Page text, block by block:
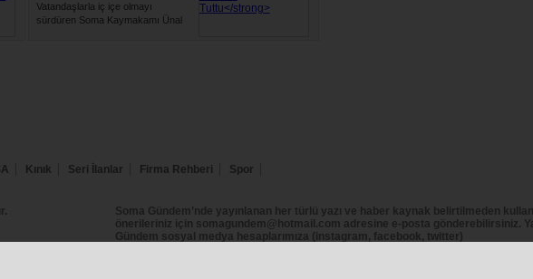
Vatandaşlarla iç içe olmayı
sürdüren Soma Kaymakamı Ünal
Kınık Seri İlanlar Firma Rehberi Spor
Soma Gündem’nde yayınlanan her türlü yazı ve haber kaynak belirtilmeden
önerileriniz için somagundem@hotmail.com adresine e-posta gönderebilirsiniz.
Gündem sosyal medya hesaplarımıza (instagram, facebook, twitter)